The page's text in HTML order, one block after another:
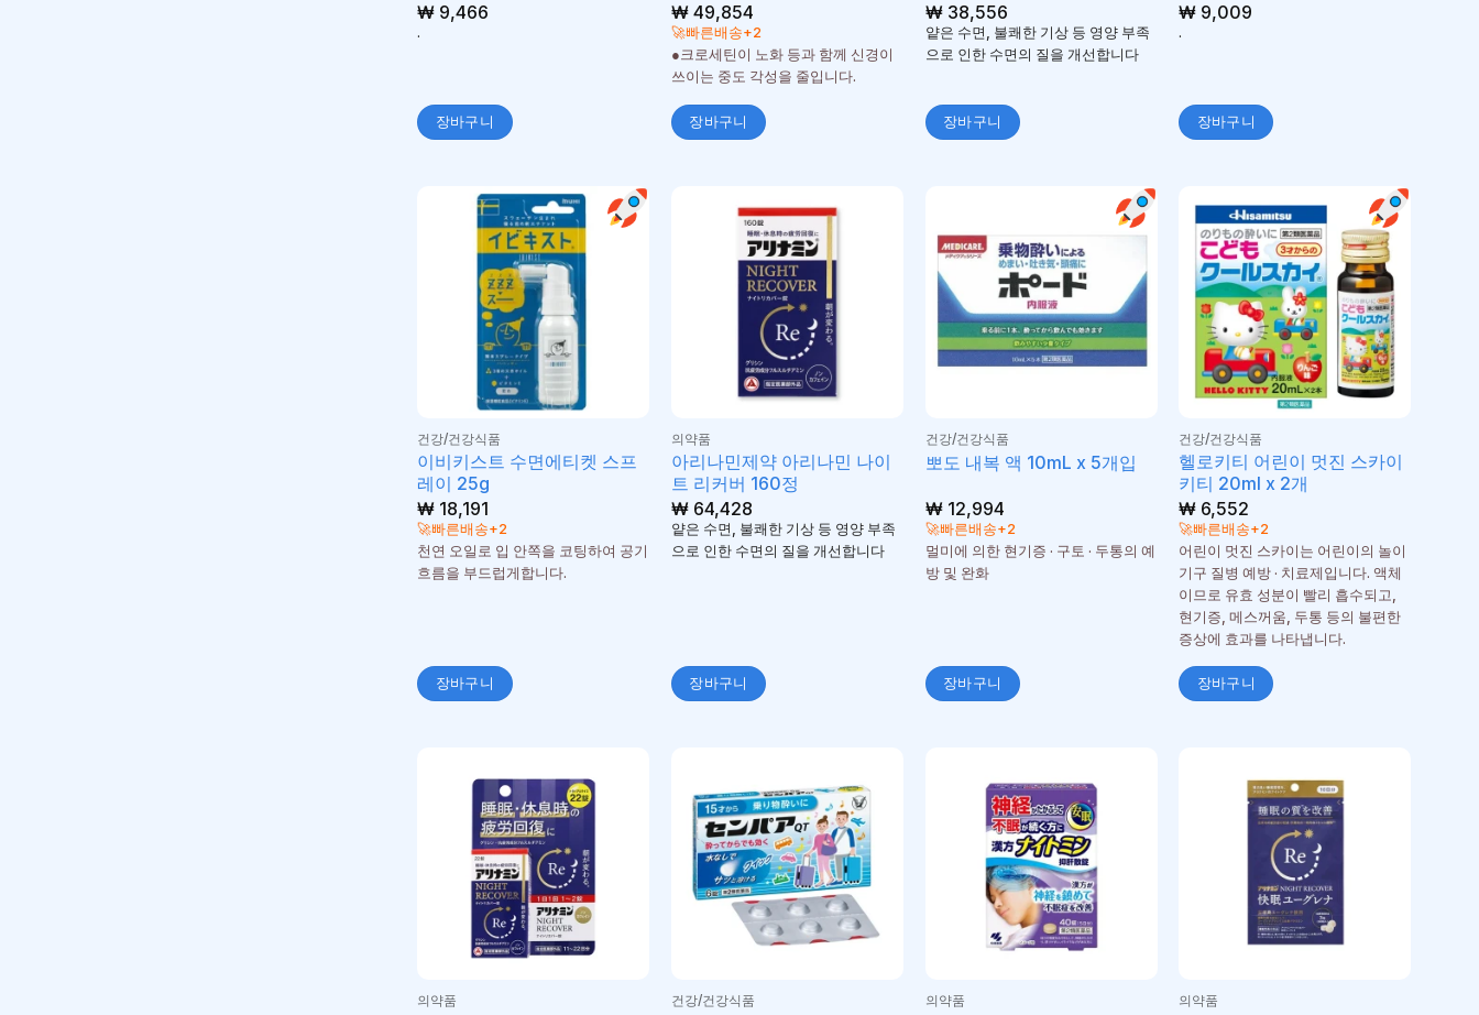
₩ 9,466
.
장바구니
₩49,854
🚀빠른배송+2
●크로세틴이 노화 등과 함께 신경이
쓰이는 중도 각성을 줄입니다.
장바구니
₩38,556
얕은 수면, 불쾌한 기상 등 영양 부족
으로 인한 수면의 질을 개선합니다
장바구니
₩ 9,009
.
장바구니
건강/건강식품
이비키스트 수면에티켓 스프
레이 25g
₩ 18,191
🚀빠른배송+2
천연 오일로 입 안쪽을 코팅하여 공기
흐름을 부드럽게합니다.
장바구니
의약품
아리나민제약 아리나민 나이
트 리커버 160정
₩64,428
얕은 수면, 불쾌한 기상 등 영양 부족
으로 인한 수면의 질을 개선합니다
장바구니
건강/건강식품
뽀도 내복 액 10mL x 5개입
₩12,994
🚀빠른배송+2
멀미에 의한 현기증 · 구토 · 두통의 예
방 및 완화
장바구니
건강/건강식품
헬로키티 어린이 멋진 스카이
키티 20ml x 2개
₩ 6,552
🚀빠른배송+2
어린이 멋진 스카이는 어린이의 놀이
기구 질병 예방 · 치료제입니다. 액체
이므로 유효 성분이 빨리 흡수되고,
현기증, 메스꺼움, 두통 등의 불편한
증상에 효과를 나타냅니다.
장바구니
의약품 건강/건강식품 의약품 의약품